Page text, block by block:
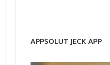
APPSOLUT JECK APP